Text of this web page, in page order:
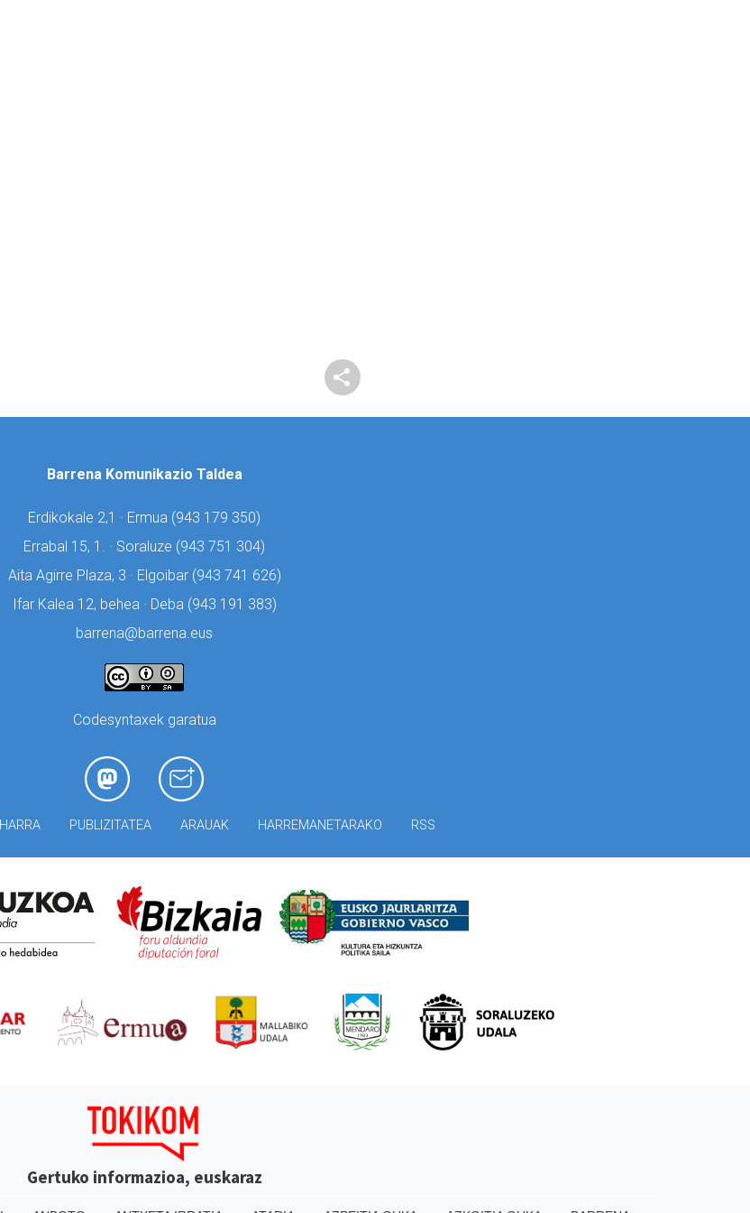
Barrena Komunikazio Taldea
Erdikokale 2,1 · Ermua (943 179 350)
Errabal 15, 1. · Soraluze (943 751 304)
Aita Agirre Plaza, 3 · Elgoibar (943 741 626)
Ifar Kalea 12, behea · Deba (943 191 383)
barrena@barrena.eus
Codesyntaxek garatua
PUBLIZITATEA ARAUAK HARREMANETARAKO RSS
Gertuko informazioa, euskaraz